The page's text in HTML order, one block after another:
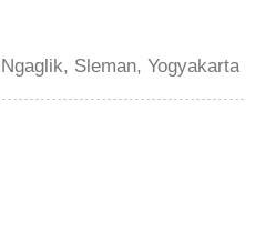
Sleman, Yogyakarta